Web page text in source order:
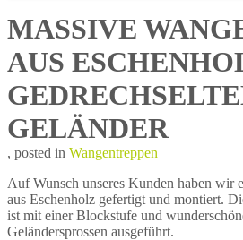
MASSIVE
AUS
GELÄNDER
15.
202013.
Mai
2020
von
Treppen
, posted in Wangentreppen
Auf Wunsch unseres Kunden haben wir
aus Eschenholz gefertigt und montiert.
ist mit einer Blockstufe und
Geländersprossen ausgeführt.